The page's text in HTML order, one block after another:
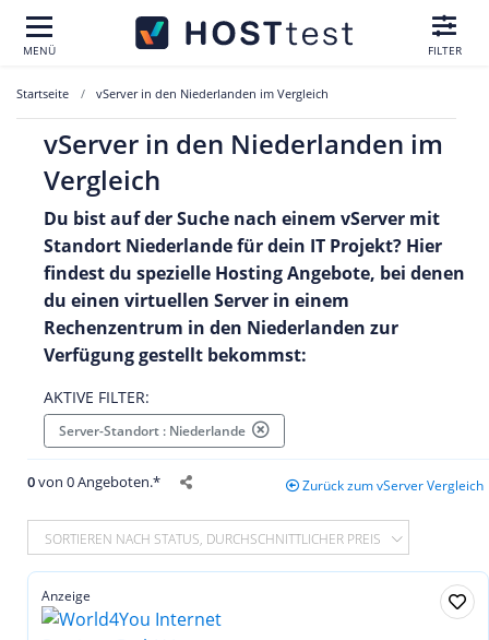
MENÜ FILTER
Startseite vServer in den Niederlanden im Vergleich
vServer in den Niederlanden im
Vergleich
Du bist auf der Suche nach einem vServer mit
Standort Niederlande für dein IT Projekt? Hier
findest du spezielle Hosting Angebote, bei denen
du einen virtuellen Server in einem
Rechenzentrum in den Niederlanden zur
Verfügung gestellt bekommst:
AKTIVE FILTER:
Server-Standort : Niederlande
0von 0 Angeboten.* Zurück zum vServer Vergleich
SORTIEREN NACH STATUS, DURCHSCHNITTLICHER PREIS
Anzeige